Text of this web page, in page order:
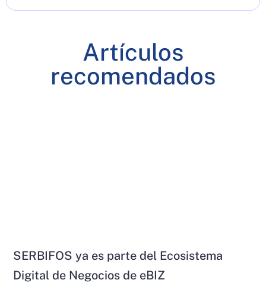
Artículos
recomendados
SERBIFOS ya es parte del Ecosistema
Digital de Negocios de eBIZ